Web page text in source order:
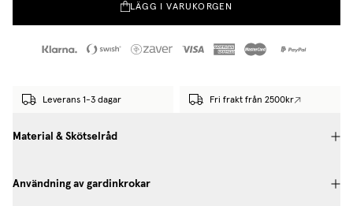
LÄGG I VARUKORGEN
Leverans 1-3 dagar Fri frakt från 2500kr
Material & Skötselråd
Användning av gardinkrokar